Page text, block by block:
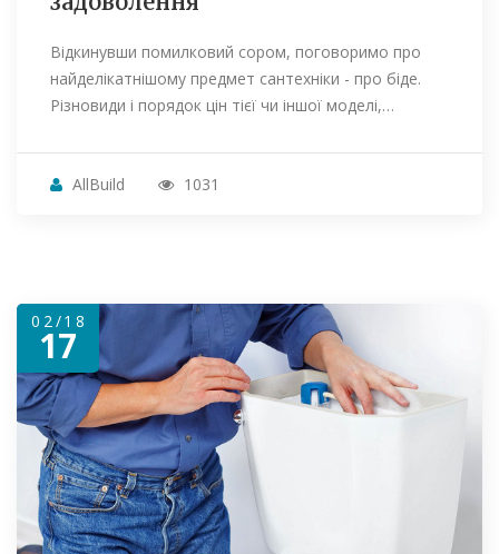
Відкинувши помилковий сором, поговоримо про
найделікатнішому предмет сантехніки - про біде.
Різновиди і порядок цін тієї чи іншої моделі,…
AllBuild 1031
02/18
17